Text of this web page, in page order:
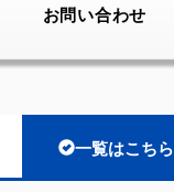
お問い合わせ
一覧はこちら